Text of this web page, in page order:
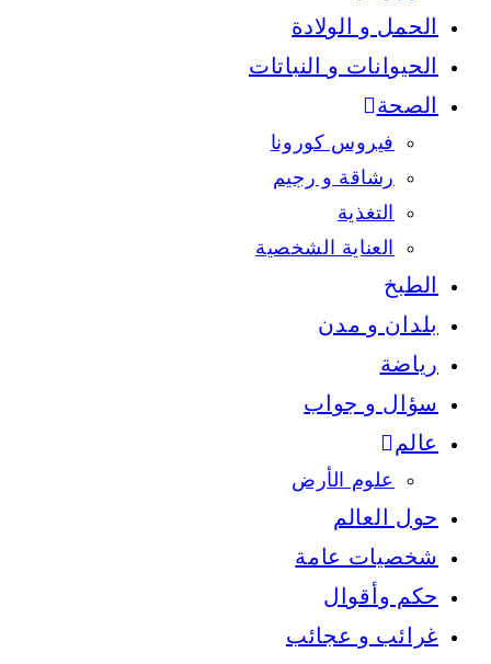
الحمل و الولادة
الحيوانات و النباتات
الصحة
فيروس كورونا
رشاقة و رجيم
التغذية
العناية الشخصية
الطبخ
بلدان و مدن
رياضة
سؤال و جواب
عالم
علوم الأرض
حول العالم
شخصيات عامة
حكم وأقوال
غرائب و عجائب